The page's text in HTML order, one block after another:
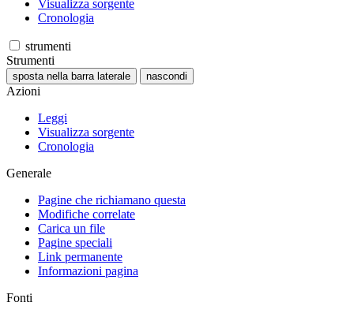
Visualizza sorgente
Cronologia
strumenti
Strumenti
sposta nella barra laterale nascondi
Azioni
Leggi
Visualizza sorgente
Cronologia
Generale
Pagine che richiamano questa
Modifiche correlate
Carica un file
Pagine speciali
Link permanente
Informazioni pagina
Fonti